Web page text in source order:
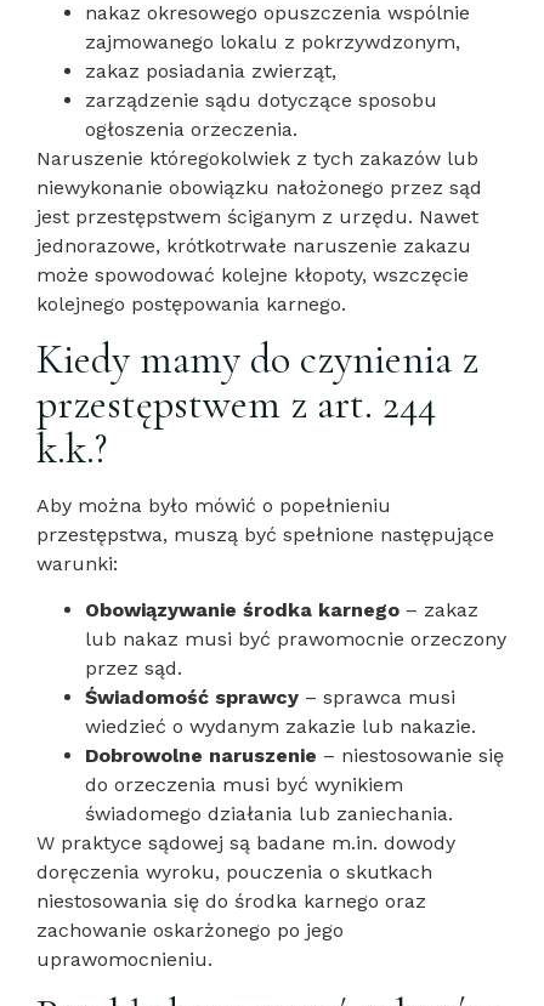
nakaz okresowego opuszczenia wspólnie
zajmowanego lokalu z pokrzywdzonym,
zakaz posiadania zwierząt,
zarządzenie sądu dotyczące sposobu
ogłoszenia orzeczenia.
Naruszenie któregokolwiek z tych zakazów lub
niewykonanie obowiązku nałożonego przez sąd
jest przestępstwem ściganym z urzędu. Nawet
jednorazowe, krótkotrwałe naruszenie zakazu
może spowodować kolejne kłopoty, wszczęcie
kolejnego postępowania karnego.
Kiedy mamy do czynienia z
przestępstwem z art. 244
k.k.?
Aby można było mówić o popełnieniu
przestępstwa, muszą być spełnione następujące
warunki:
Obowiązywanie środka karnego – zakaz
lub nakaz musi być prawomocnie orzeczony
przez sąd.
Świadomość sprawcy – sprawca musi
wiedzieć o wydanym zakazie lub nakazie.
Dobrowolne naruszenie – niestosowanie się
do orzeczenia musi być wynikiem
świadomego działania lub zaniechania.
W praktyce sądowej są badane m.in. dowody
doręczenia wyroku, pouczenia o skutkach
niestosowania się do środka karnego oraz
zachowanie oskarżonego po jego
uprawomocnieniu.